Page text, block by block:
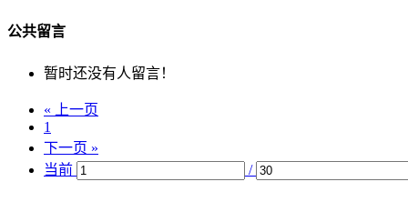
公共留言
暂时还没有人留言！
« 上一页
1
下一页 »
当前
/